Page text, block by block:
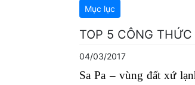
Mục lục
TOP 5 CÔNG
04/03/2017
Sa Pa – vùng đất xứ